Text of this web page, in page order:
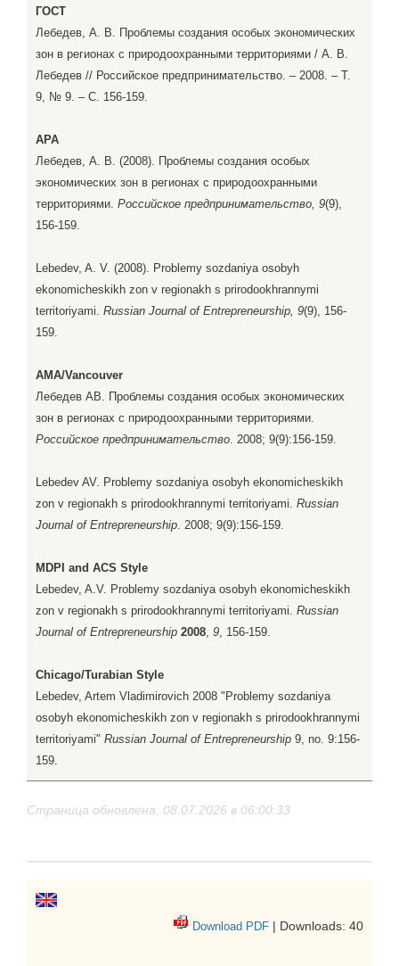
ГОСТ
Лебедев, А. В. Проблемы создания особых экономических
зон в регионах с природоохранными территориями / А. В.
Лебедев // Российское предпринимательство. – 2008. – Т.
9, № 9. – С. 156-159.
APA
Лебедев, А. В. (2008). Проблемы создания особых
экономических зон в регионах с природоохранными
территориями. Российское предпринимательство, 9(9),
156-159.
Lebedev, A. V. (2008). Problemy sozdaniya osobyh
ekonomicheskikh zon v regionakh s prirodookhrannymi
territoriyami. Russian Journal of Entrepreneurship, 9(9), 156-
159.
AMA/Vancouver
Лебедев АВ. Проблемы создания особых экономических
зон в регионах с природоохранными территориями.
Российское предпринимательство. 2008; 9(9):156-159.
Lebedev AV. Problemy sozdaniya osobyh ekonomicheskikh
zon v regionakh s prirodookhrannymi territoriyami. Russian
Journal of Entrepreneurship. 2008; 9(9):156-159.
MDPI and ACS Style
Lebedev, A.V. Problemy sozdaniya osobyh ekonomicheskikh
zon v regionakh s prirodookhrannymi territoriyami. Russian
Journal of Entrepreneurship 2008, 9, 156-159.
Chicago/Turabian Style
Lebedev, Artem Vladimirovich 2008 "Problemy sozdaniya
osobyh ekonomicheskikh zon v regionakh s prirodookhrannymi
territoriyami" Russian Journal of Entrepreneurship 9, no. 9:156-
159.
Страница обновлена: 08.07.2026 в 06:00:33
Download PDF | Downloads: 40